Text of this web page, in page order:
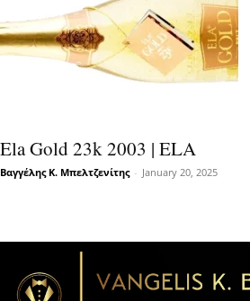
Ela Gold 23k 2003 | ELA
Βαγγέλης Κ. Μπελτζενίτης - January 20, 2025